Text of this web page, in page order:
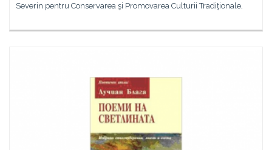
Severin pentru Conservarea şi Promovarea Culturii Tradiţionale,